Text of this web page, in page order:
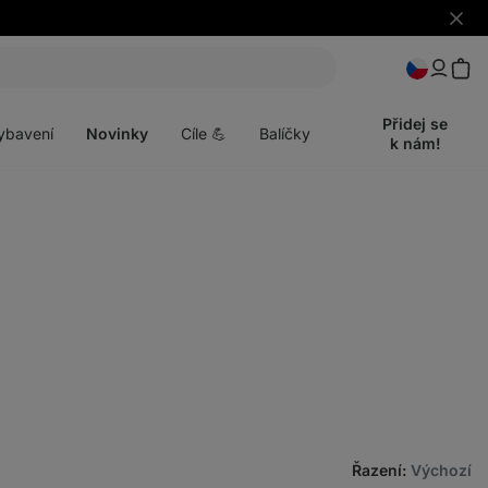
Skrýt
Novinky Cíle 💪 Balíčky
Přidej se
k nám!
Řazení: Výchozí